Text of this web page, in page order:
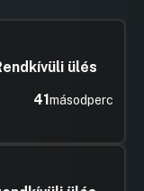
pontra
Kósa
ülés
41másodperc